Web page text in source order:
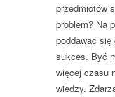
przedmiotów
problem? Na
poddawać
sukces. Być
więcej czasu
wiedzy.